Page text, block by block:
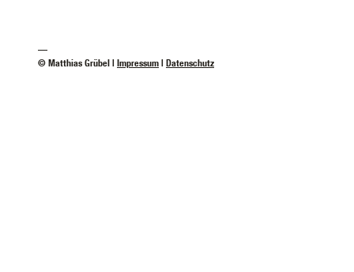
—
© Matthias Grübel | Impressum | Datenschutz